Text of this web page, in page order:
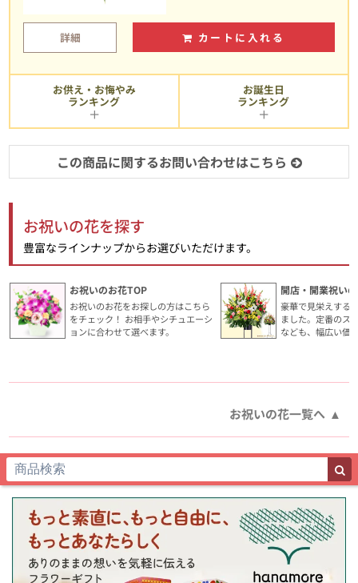
詳細 カートに入れる
お供え・お悔やみ
ランキング
お誕生日
ランキング
この商品に関するお問い合わせはこちら
お祝いの花を探す
豊富なラインナップからお選びいただけます。
お祝いのお花TOP
お祝いのお花をお探しの方はこちら
をチェック！ お相手やシチュエーシ
ョンに合わせて選べます。
開店・開業祝い
豪華で見栄えする
ました。定番のス
なども、幅広い価
お祝いの花一覧へ